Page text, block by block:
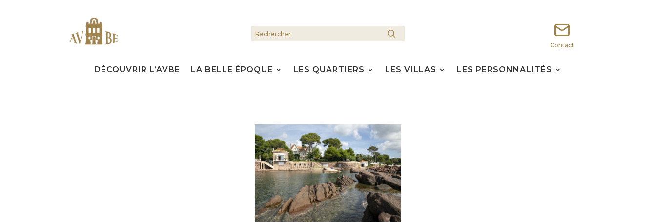
Contact
DÉCOUVRIR L’AVBE LA BELLE ÉPOQUE LES QUARTIERS LES VILLAS LES PERSONNALITÉS